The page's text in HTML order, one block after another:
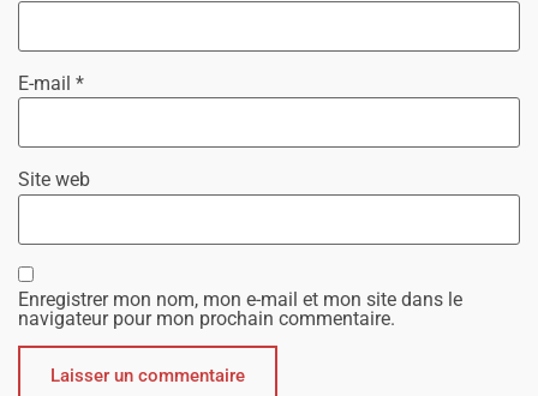
E-mail *
Site web
Enregistrer mon nom, mon e-mail et mon site dans le
navigateur pour mon prochain commentaire.